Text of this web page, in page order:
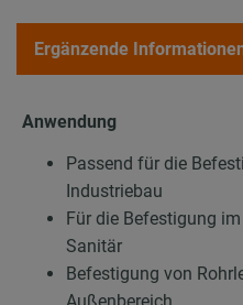
Ergänzende
Anwendung
Passend für die
Industriebau
Für die Befestigung
Sanitär
Befestigung von